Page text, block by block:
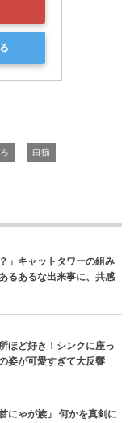
白猫
」キャットタワーの組み
るあるな出来事に、共感
ほど好き！シンクに座っ
姿が可愛すぎて大反響
にゃが族」 何かを真剣に